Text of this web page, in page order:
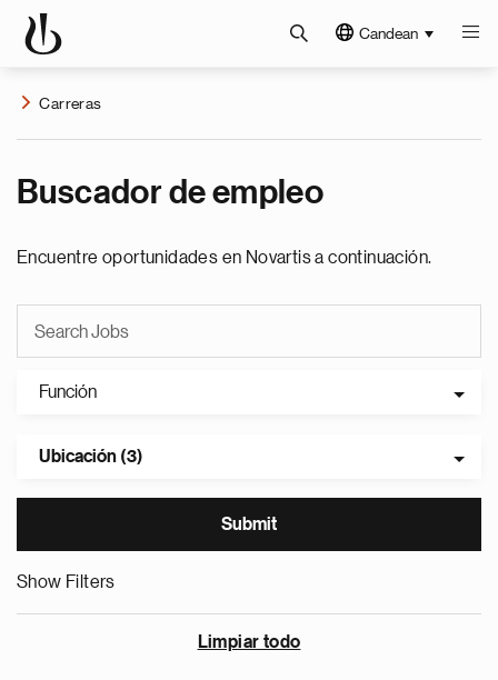
Candean
Carreras
Buscador de empleo
Encuentre oportunidades en Novartis a continuación.
Función
Ubicación (3)
Show Filters
Limpiar todo